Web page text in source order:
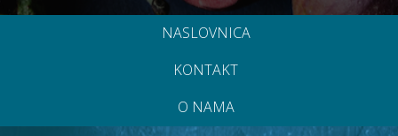
NASLOVNICA
KONTAKT
O NAMA